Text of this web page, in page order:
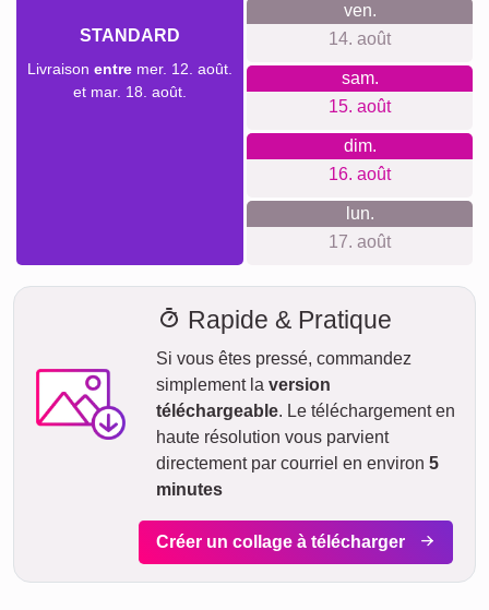
STANDARD
Livraison entre mer. 12. août.
et mar. 18. août.
ven.
14. août
sam.
15. août
dim.
16. août
lun.
17. août
Rapide & Pratique
Si vous êtes pressé, commandez
simplement la version
téléchargeable. Le téléchargement en
haute résolution vous parvient
directement par courriel en environ 5
minutes
Créer un collage à télécharger